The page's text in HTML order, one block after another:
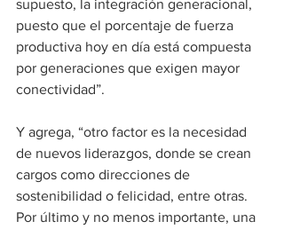
supuesto, la integración generacional,
puesto que el porcentaje de fuerza
productiva hoy en día está compuesta
por generaciones que exigen mayor
conectividad”.
Y agrega, “otro factor es la necesidad
de nuevos liderazgos, donde se crean
cargos como direcciones de
sostenibilidad o felicidad, entre otras.
Por último y no menos importante, una